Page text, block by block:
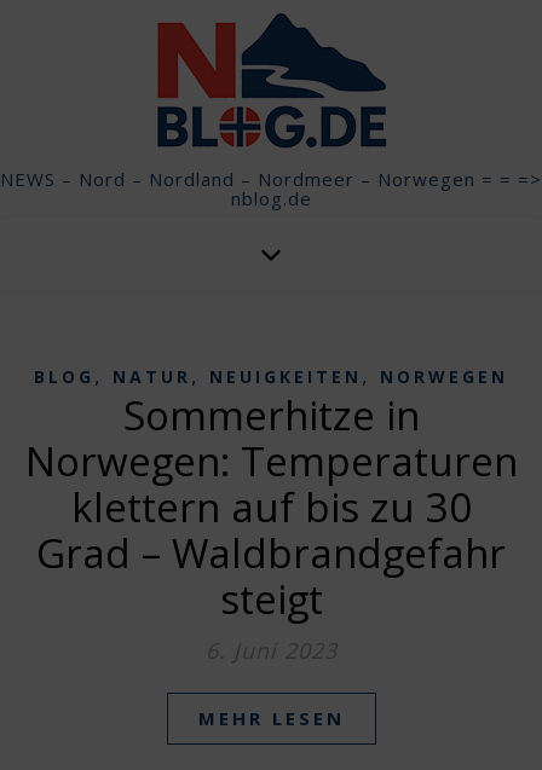
NEWS – Nord – Nordland – Nordmeer – Norwegen = = =>
nblog.de
BLOG , NATUR , NEUIGKEITEN , NORWEGEN
Sommerhitze in
Norwegen: Temperaturen
klettern auf bis zu 30
Grad – Waldbrandgefahr
steigt
6. Juni 2023
MEHR LESEN